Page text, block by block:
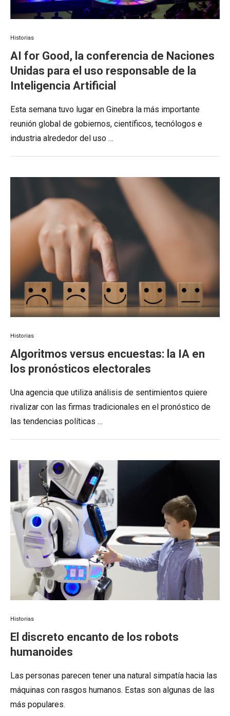
Historias
AI for Good, la conferencia de Naciones
Unidas para el uso responsable de la
Inteligencia Artificial
Esta semana tuvo lugar en Ginebra la más importante
reunión global de gobiernos, científicos, tecnólogos e
industria alrededor del uso …
Historias
Algoritmos versus encuestas: la IA en
los pronósticos electorales
Una agencia que utiliza análisis de sentimientos quiere
rivalizar con las firmas tradicionales en el pronóstico de
las tendencias políticas …
Historias
El discreto encanto de los robots
humanoides
Las personas parecen tener una natural simpatía hacia las
máquinas con rasgos humanos. Estas son algunas de las
más populares.